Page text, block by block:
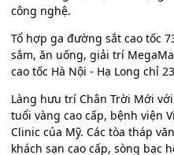
công nghệ.
Tổ hợp ga đường sắt cao tốc
sắm, ăn uống, giải trí
cao tốc Hà Nội - Hạ Long chỉ
Làng hưu trí Chân Trời Mới
tuổi vàng cao cấp, bệnh viện
Clinic của Mỹ. Các tòa tháp
khách sạn cao cấp, sòng bạc